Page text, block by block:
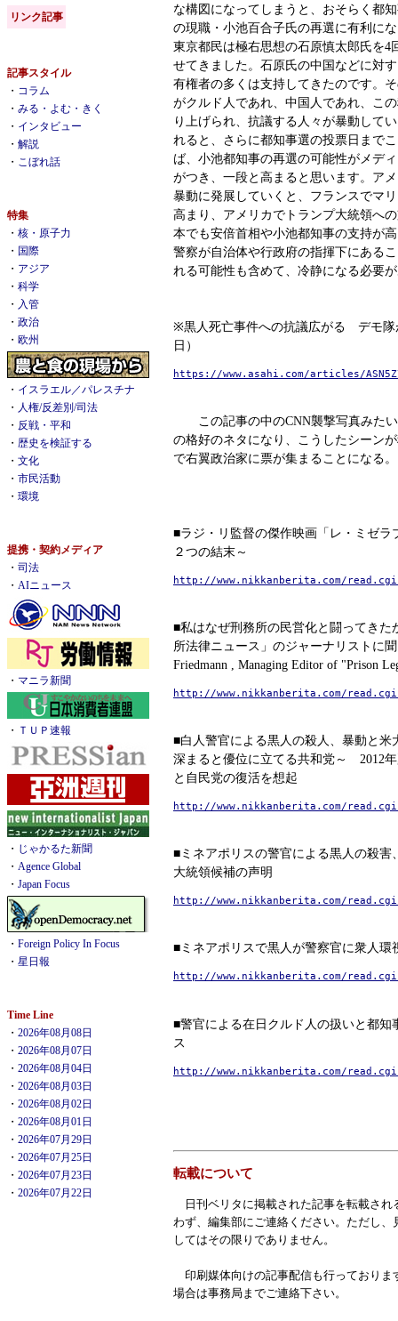
リンク記事
記事スタイル
・ コラム
・ みる・よむ・きく
・ インタビュー
・ 解説
・ こぼれ話
特集
・ 核・原子力
・ 国際
・ アジア
・ 科学
・ 入管
・ 政治
・ 欧州
・ イスラエル／パレスチナ
・ 人権/反差別/司法
・ 反戦・平和
・ 歴史を検証する
・ 文化
・ 市民活動
・ 環境
提携・契約メディア
・ 司法
・ AIニュース
・ マニラ新聞
・ ＴＵＰ速報
・ じゃかるた新聞
・ Agence Global
・ Japan Focus
・ Foreign Policy In Focus
・ 星日報
Time Line
・ 2026年08月08日
・ 2026年08月07日
・ 2026年08月04日
・ 2026年08月03日
・ 2026年08月02日
・ 2026年08月01日
・ 2026年07月29日
・ 2026年07月25日
・ 2026年07月23日
・ 2026年07月22日
な構図になってしまうと、おそらく都
の現職・小池百合子氏の再選に有利に
東京都民は極右思想の石原慎太郎氏を4
せてきました。石原氏の中国などに対
有権者の多くは支持してきたのです。
がクルド人であれ、中国人であれ、こ
り上げられ、抗議する人々が暴動して
れると、さらに都知事選の投票日まで
ば、小池都知事の再選の可能性がメデ
がつき、一段と高まると思います。ア
暴動に発展していくと、フランスでマ
高まり、アメリカでトランプ大統領へ
本でも安倍首相や小池都知事の支持が
警察が自治体や行政府の指揮下にある
れる可能性も含めて、冷静になる必要
※黒人死亡事件への抗議広がる デモ隊
日）
https://www.asahi.com/articles/
この記事の中のCNN襲撃写真みたい
の格好のネタになり、こうしたシーン
で右翼政治家に票が集まることになる。
■ラジ・リ監督の傑作映画「レ・ミゼ
２つの結末～
http://www.nikkanberita.com/
■私はなぜ刑務所の民営化と闘ってき
所法律ニュース」のジャーナリスト
Friedmann , Managing Editor of "Prison
http://www.nikkanberita.com/
■白人警官による黒人の殺人、暴動と
深まると優位に立てる共和党～ 2012
と自民党の復活を想起
http://www.nikkanberita.com/
■ミネアポリスの警官による黒人の殺
大統領候補の声明
http://www.nikkanberita.com/
■ミネアポリスで黒人が警察官に衆人環
http://www.nikkanberita.com/
■警官による在日クルド人の扱いと都
ス
http://www.nikkanberita.com/
転載について
日刊ベリタに掲載された記事を転載され
わず、編集部にご連絡ください。ただし
してはその限りでありません。
印刷媒体向けの記事配信も行っておりま
場合は事務局までご連絡下さい。